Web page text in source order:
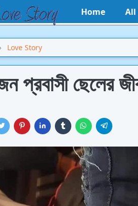
Home All
Love Story
প্রবাসী ছেলের